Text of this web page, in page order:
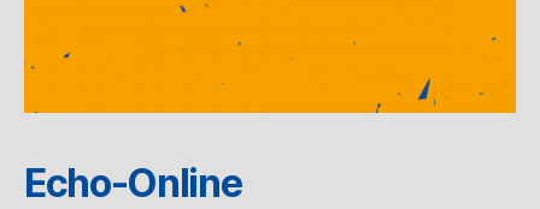
Echo-Online